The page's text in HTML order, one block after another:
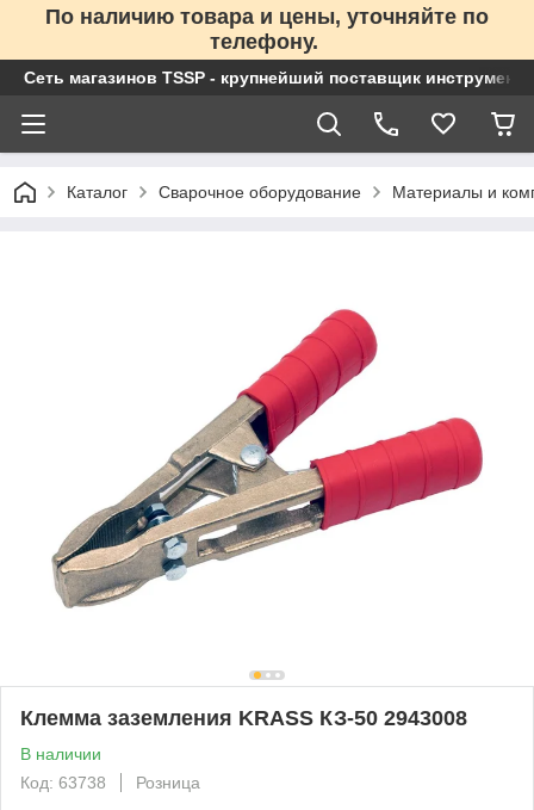
По наличию товара и цены, уточняйте по
телефону.
Сеть магазинов TSSP - крупнейший поставщик
Каталог Сварочное оборудование Материалы и
Клемма заземления KRASS КЗ-50 2943008
В наличии
Код: 63738
Розница